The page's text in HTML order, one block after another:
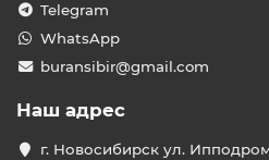
Telegram
WhatsApp
buransibir@gmail.com
Наш адрес
г. Новосибирск ул.